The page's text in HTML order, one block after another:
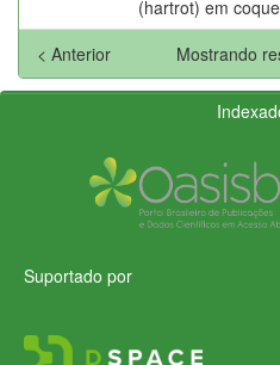
(hartrot) em
Mostrando
< Anterior
Suportado por